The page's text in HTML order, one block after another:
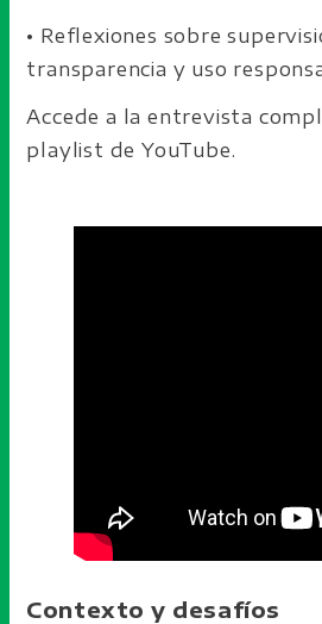
• Reflexiones sobre
transparencia y uso
Accede a la entrevista
playlist de YouTube.
Contexto y desafíos